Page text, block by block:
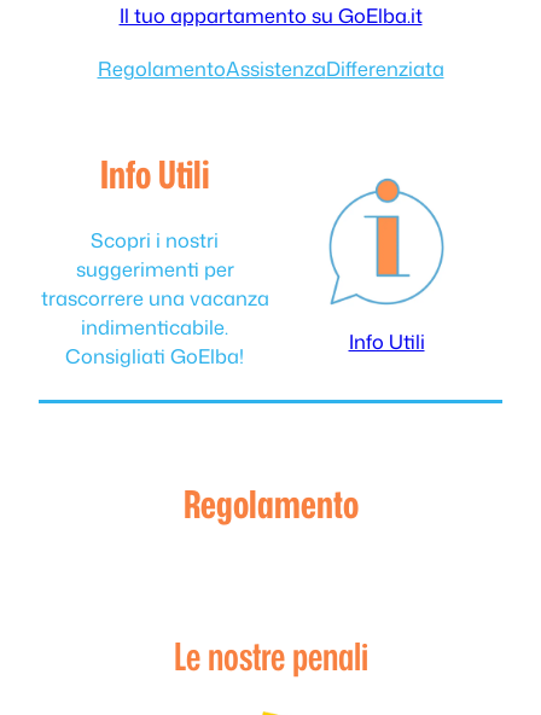
Il tuo appartamento su GoElba.it
RegolamentoAssistenzaDifferenziata
Info Utili
Scopri i nostri
suggerimenti per
trascorrere una vacanza
indimenticabile.
Consigliati GoElba!
Info Utili
Regolamento
Le nostre penali